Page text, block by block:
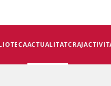
ACTUALITATCRAJ